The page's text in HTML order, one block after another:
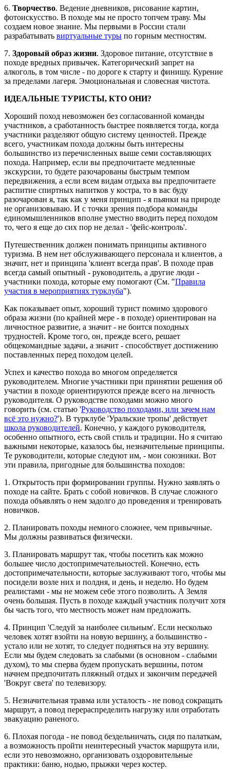
6. Творчество. Ведение дневников, рисование картин,
фотоискусство. В походе мы не просто топчем траву. Мы
создаем новое знание. Мы первыми в России стали
разрабатывать виртуальные туры по горным местностям.
7. Здоровый образ жизни. Здоровое питание, отсутствие в
походе вредных привычек. Категорический запрет на
алкоголь, в том числе - по дороге к старту и финишу. Курение
за пределами лагеря. Эмоциональная и словесная чистота.
ИДЕАЛЬНЫЕ ТУРИСТЫ, КТО ОНИ?
Хороший поход невозможен без согласованной команды
участников, а сработанность быстрее появляется тогда, когда
участники разделяют общую систему ценностей. Прежде
всего, участникам похода должны быть интересны
большинство из перечисленных выше семи составляющих
похода. Например, если вы предпочитаете медленные
экскурсии, то будете разочарованы быстрым темпом
передвижения, а если всем видам отдыха вы предпочитаете
распитие спиртных напитков у костра, то в вас буду
разочарован я, так как у меня принцип - я пьянки на природе
не организовываю. И с точки зрения подбора команды
единомышленников вполне уместно вводить перед походом
то, чего я еще до сих пор не делал - 'фейс-контроль'.
Путешественник должен понимать принципы активного
туризма. В нем нет обслуживающего персонала и клиентов, а
значит, нет и принципа 'клиент всегда прав'. В походе прав
всегда самый опытный - руководитель, а другие люди -
участники похода, которые ему помогают (См. "Правила
участия в мероприятиях турклуба").
Как показывает опыт, хороший турист помимо здорового
образа жизни (по крайней мере - в походе) ориентирован на
личностное развитие, а значит - не боится походных
трудностей. Кроме того, он, прежде всего, решает
общекомандные задачи, а значит - способствует достижению
поставленных перед походом целей.
Успех и качество похода во многом определяется
руководителем. Многие участники при принятии решения об
участии в походе ориентируются прежде всего на личность
руководителя. О руководстве походами можно много
говорить (см. статью 'Руководство походами, или зачем нам
всё это нужно?'). В турклубе 'Уральские тропы' действует
школа руководителей. Конечно, у каждого руководителя,
особенно опытного, есть свой стиль и традиции. Но я считаю
важными некоторые, казалось бы, незначительные принципы.
Те руководители, которые следуют им, - мои союзники. Вот
эти правила, пригодные для большинства походов:
1. Открытость при формировании группы. Нужно заявлять о
походе на сайте. Брать с собой новичков. В случае сложного
похода объявлять о нем задолго до проведения и тренировать
новичков.
2. Планировать походы немного сложнее, чем привычные.
Мы должны развиваться физически.
3. Планировать маршрут так, чтобы посетить как можно
большее число достопримечательностей. Конечно, есть
достопримечательности, которые заслуживают того, чтобы мы
посидели возле них и полдня, и день, и неделю. Но будем
реалистами - мы не можем себе этого позволить. А Земля
очень большая. Пусть в походе каждый участник получит хотя
бы часть того, что местность может нам предложить.
4. Принцип 'Следуй за наиболее сильным'. Если несколько
человек хотят взойти на новую вершину, а большинство -
устало или не хотят, то следует подняться на эту вершину.
Если мы будем следовать за слабыми (в основном - слабыми
духом), то мы сперва будем пропускать вершины, потом
начнем предпочитать пляжный отдых и закончим передачей
'Вокруг света' по телевизору.
5. Незначительная травма или усталость - не повод сокращать
маршрут, а повод перераспределить нагрузку или отработать
эвакуацию раненого.
6. Плохая погода - не повод бездельничать, сидя по палаткам,
а возможность пройти неинтересный участок маршрута или,
если это невозможно, организовать оздоровительные
практики: баню, нодью, прыжки через костер.